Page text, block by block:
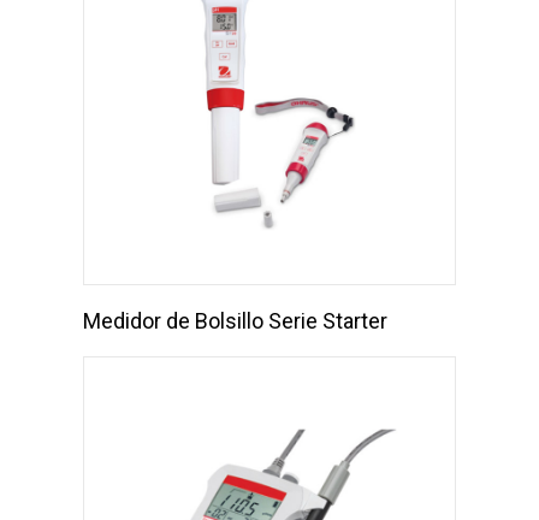
Medidor de Bolsillo Serie Starter